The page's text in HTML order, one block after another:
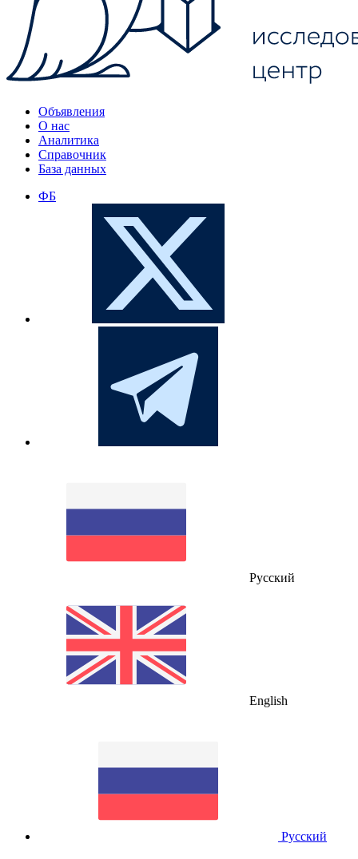
Объявления
О нас
Аналитика
Справочник
База данных
ФБ
Русский
English
Русский